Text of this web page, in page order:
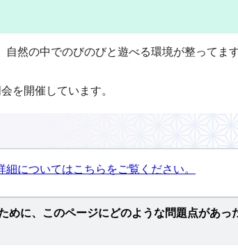
自然の中でのびのびと遊べる環境が整ってま
を開催しています。
細についてはこちらをご覧ください。
めに、このページにどのような問題点があっ